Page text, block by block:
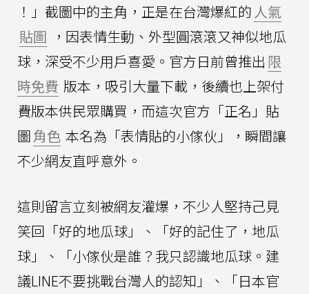
！」截圖中的主角，正是在台灣爆紅的 人氣
貼圖 ，因表情生動、外型圓滾滾又神似地瓜
球，深受不少用戶喜愛。官方日前曾推出 限
時免費 版本，吸引大量下載，後續也上架付
費版本供民眾購買，而這次官方「正名」貼
圖角色 本名為「表情貼的小傢伙」，瞬間讓
不少網友直呼意外。
這則留言立刻被網友灌爆，不少人堅持己見
笑回「好的地瓜球」、「好的記住了，地瓜
球」、「小傢伙是誰？我只認識地瓜球。建
議LINE不要挑戰台灣人的認知」、「日本官